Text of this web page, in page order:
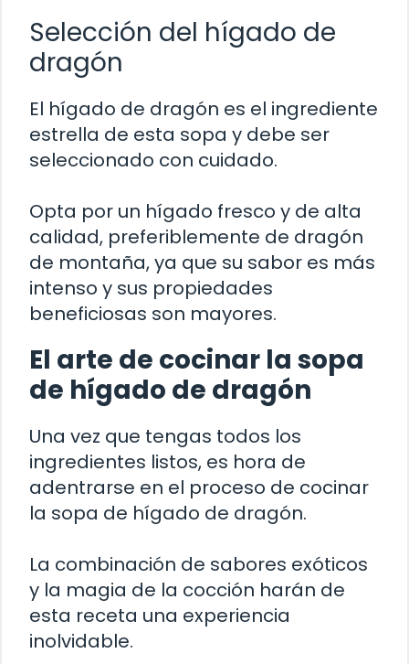
Selección del hígado de
dragón
El hígado de dragón es el ingrediente
estrella de esta sopa y debe ser
seleccionado con cuidado.
Opta por un hígado fresco y de alta
calidad, preferiblemente de dragón
de montaña, ya que su sabor es más
intenso y sus propiedades
beneficiosas son mayores.
El arte de cocinar la sopa
de hígado de dragón
Una vez que tengas todos los
ingredientes listos, es hora de
adentrarse en el proceso de cocinar
la sopa de hígado de dragón.
La combinación de sabores exóticos
y la magia de la cocción harán de
esta receta una experiencia
inolvidable.